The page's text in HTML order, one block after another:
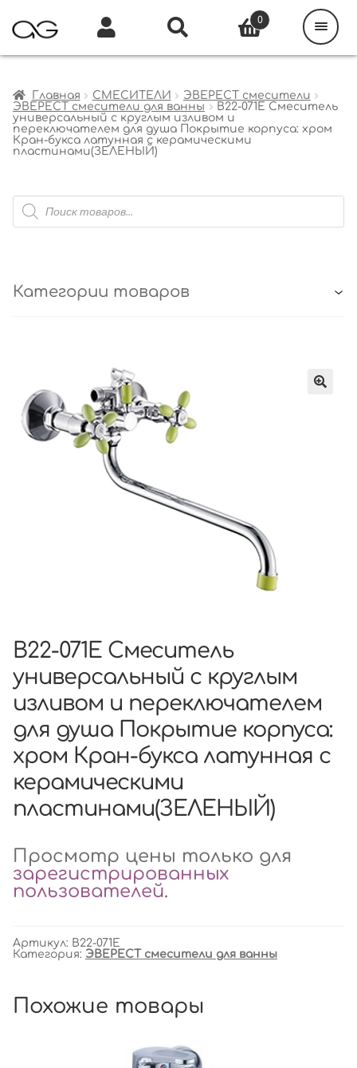
Главная СМЕСИТЕЛИ
ЭВЕРЕСТ смесители
ЭВЕРЕСТ смесители для ванны
B22-071E Смеситель
универсальный с круглым изливом и
переключателем для душа Покрытие корпуса: хром
Кран-букса латунная с керамическими
пластинами(ЗЕЛЕНЫЙ)
Поиск
товаров
Категории товаров
B22-071E Смеситель
универсальный с круглым
изливом и переключателем
для душа Покрытие корпуса:
хром Кран-букса латунная с
керамическими
пластинами(ЗЕЛЕНЫЙ)
Просмотр цены только для
зарегистрированных
пользователей.
Артикул: B22-071E
Категория: ЭВЕРЕСТ смесители для ванны
Похожие товары
0